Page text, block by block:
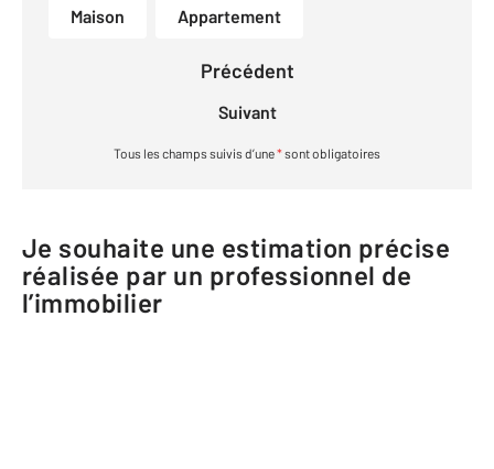
Maison
Appartement
Précédent
Suivant
Tous les champs suivis d’une*sont obligatoires
Je souhaite une estimation précise
réalisée par un professionnel de
l’immobilier